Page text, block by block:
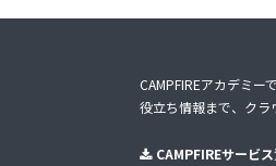
CAMPFIREアカデミ
役立ち情報まで、クラ
CAMPFIREサービ